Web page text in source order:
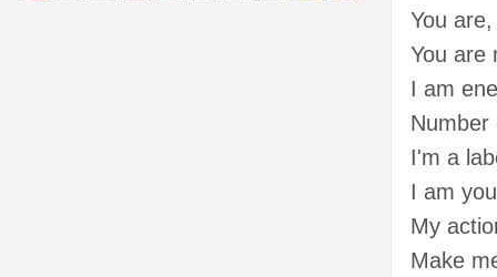
You
You are
I am
Number
I'm a
I am
My
Make